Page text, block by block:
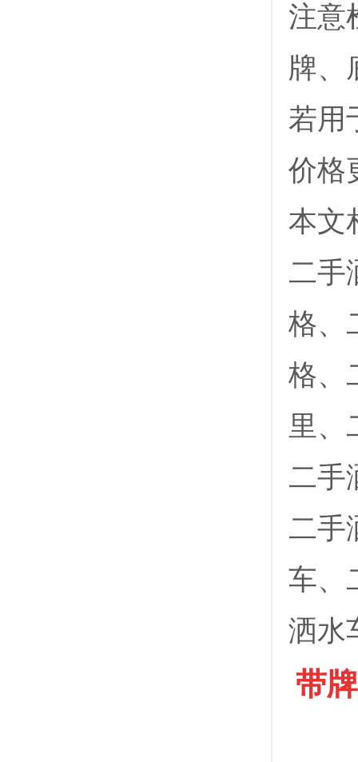
注意
牌‌、‌
若用
价格
本文
二手
格、
格、
里、
二手
二手
车、
洒水
带